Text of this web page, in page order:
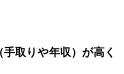
取りや年収）が高く